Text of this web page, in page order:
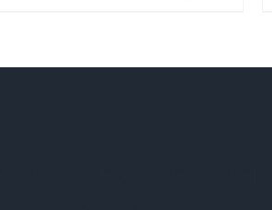
variaties.